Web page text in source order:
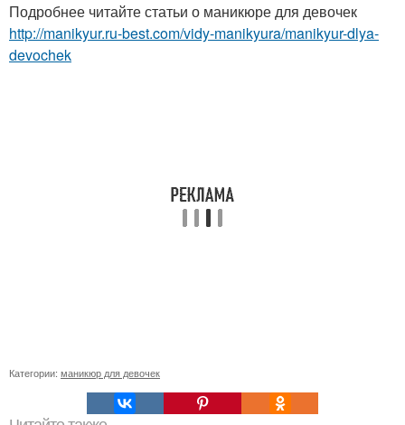
Подробнее читайте статьи о маникюре для девочек
http://manikyur.ru-best.com/vidy-manikyura/manikyur-dlya-
devochek
Категории: маникюр для девочек